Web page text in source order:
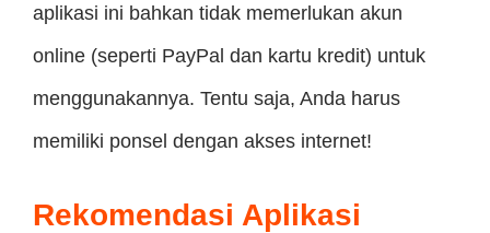
aplikasi ini bahkan tidak memerlukan akun
online (seperti PayPal dan kartu kredit) untuk
menggunakannya. Tentu saja, Anda harus
memiliki ponsel dengan akses internet!
Rekomendasi Aplikasi